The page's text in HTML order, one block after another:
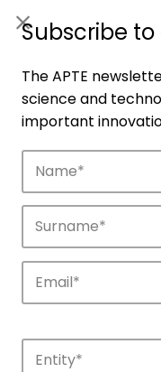
Discover the
Subscribe
The APTE
science and
important